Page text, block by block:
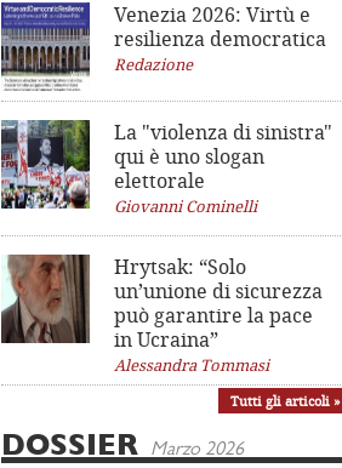
Venezia 2026: Virtù e
resilienza democratica
Redazione
La "violenza di sinistra"
qui è uno slogan
elettorale
Giovanni Cominelli
Hrytsak: “Solo
un’unione di sicurezza
può garantire la pace
in Ucraina”
Alessandra Tommasi
Tutti gli articoli »
DOSSIER Marzo 2026